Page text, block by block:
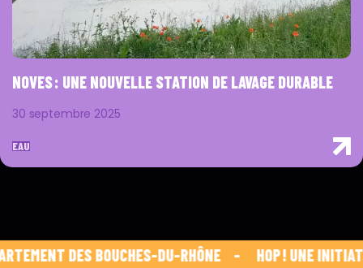
NOVES : UNE NOUVELLE STATION DE LAVAGE DURABLE
30 septembre 2025
EAU
DES BOUCHES-DU-RHÔNE    - HOP ! UNE